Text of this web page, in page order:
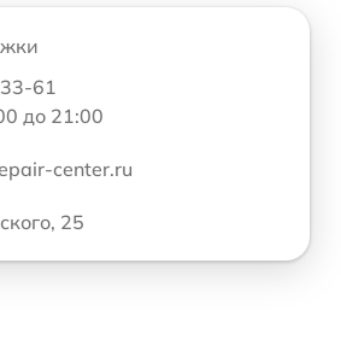
61
до 21:00
center.ru
25